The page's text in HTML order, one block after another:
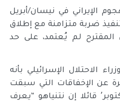
الإيراني في نيسان/أبريل
بتنفيذ ضربة متزامنة مع إطلاق
المقترح لم يُعتمد، على حد
الاحتلال الإسرائيلي بأنه
عن الإخفاقات التي سبقت
هجوم 7 تشرين الأول/أكتوبر٬ قائلا إن نتنياهو “يعرف